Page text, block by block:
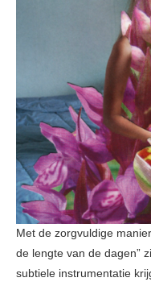
Met de zorgvuldige
de lengte van de dagen”
subtiele instrumentatie